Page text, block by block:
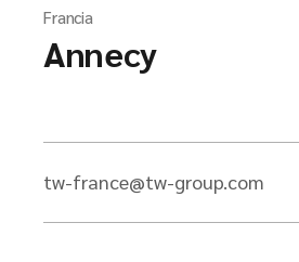
Francia
Annecy
tw-france@tw-group.com